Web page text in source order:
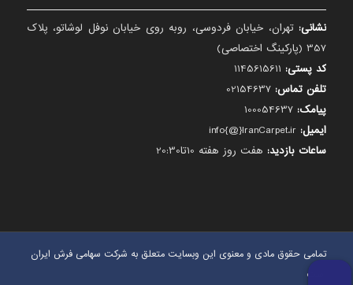
نشانی: تهران، خیابان فردوسی، روبه روی خیابان نوفل لوشاتو، پلاک
357 (پارکینگ اختصاصی)
کد پستی:
تلفن تماس:
پیامک:
ایمیل:
ساعات بازدید: هفت روز هفته 10تا20:30
تمامی حقوق مادی و معنوی این وبسایت متعلق به شرکت سهامی فرش ایران
است